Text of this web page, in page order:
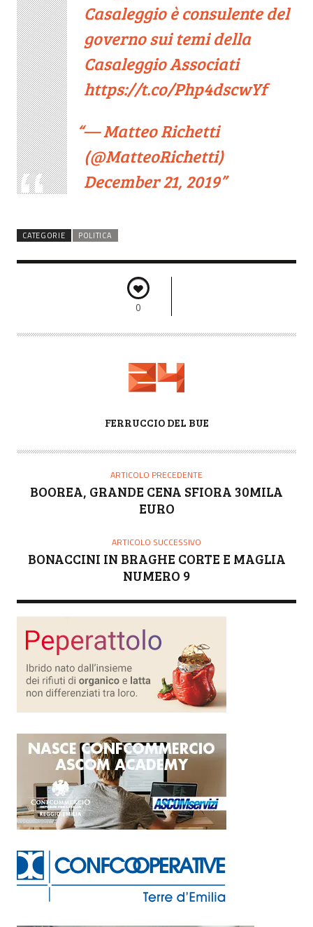
Casaleggio è consulente del
governo sui temi della
Casaleggio Associati
https://t.co/Php4dscwYf
— Matteo Richetti
(@MatteoRichetti)
December 21, 2019
CATEGORIE POLITICA
0
T
FERRUCCIO DEL BUE
ARTICOLO PRECEDENTE
BOOREA, GRANDE CENA SFIORA 30MILA
EURO
ARTICOLO SUCCESSIVO
BONACCINI IN BRAGHE CORTE E MAGLIA
NUMERO 9